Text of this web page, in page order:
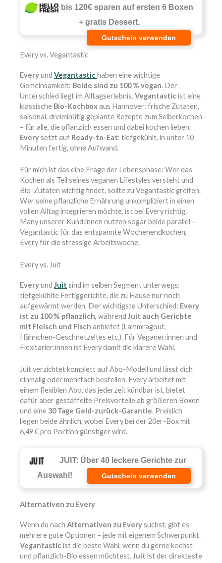
bis 120€ sparen auf ersten 6 Boxen
+ gratis Dessert.
Gutschein verwenden
Every vs. Vegantastic
Everyund Vegantastichaben eine wichtige
Gemeinsamkeit: Beide sind zu 100 % vegan. Der
Unterschied liegt im Alltagserlebnis.Vegantastic ist eine
klassische Bio-Kochboxaus Hannover: frische Zutaten,
saisonal, dreiminütig geplante Rezepte zum Selberkochen
– für alle, die pflanzlich essen und dabei kochen lieben.
Everysetzt auf Ready-to-Eat: tiefgekühlt, in unter 10
Minuten fertig, ohne Aufwand.
Für mich ist das eine Frage der Lebensphase: Wer das
Kochen als Teil seines veganen Lifestyles versteht und
Bio-Zutaten wichtig findet, sollte zu Vegantastic greifen.
Wer seine pflanzliche Ernährung unkompliziert in einen
vollen Alltag integrieren möchte, ist bei Every richtig.
Many unserer Kund:innen nutzen sogar beide parallel –
Vegantastic für das entspannte Wochenendkochen,
Every für die stressige Arbeitswoche.
Every vs. Juit
Everyund Juit sind im selben Segment unterwegs:
tiefgekühlte Fertiggerichte, die zu Hause nur noch
aufgewärmt werden. Der wichtigste Unterschied: Every
ist zu 100 % pflanzlich, während Juit auch Gerichte
mit Fleisch und Fisch anbietet (Lammragout,
Hähnchen-Geschnetzeltes etc.). Für Veganer:innen und
Flexitarier:innen ist Every damit die klarere Wahl.
Juit verzichtet komplett auf Abo-Modell und lässt dich
einmalig oder mehrfach bestellen. Every arbeitet mit
einem flexiblen Abo, das jederzeit kündbar ist, bietet
dafür aber gestaffelte Preisvorteile ab größeren Boxen
und eine30 Tage Geld-zurück-Garantie. Preislich
liegen beide ähnlich, wobei Every bei der 20er-Box mit
6,49 € pro Portion günstiger wird.
JUIT: Über 40 leckere Gerichte zur
Auswahl!
Gutschein verwenden
Alternativen zu Every
Wenn du nach Alternativen zu Everysuchst, gibt es
mehrere gute Optionen – jede mit eigenem Schwerpunkt.
Vegantastic ist die beste Wahl, wenn du gerne kochst
und pflanzlich-Bio essen möchtest.Juit ist der direkteste